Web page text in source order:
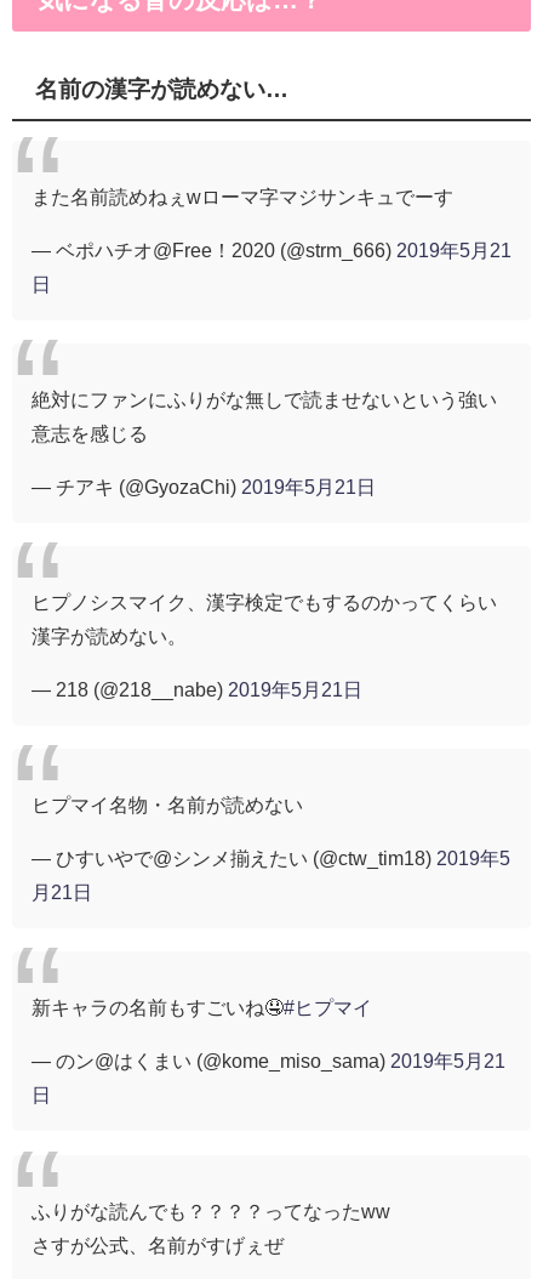
名前の漢字が読めない…
また名前読めねぇwローマ字マジサンキュでーす
— ベポハチオ@Free！2020 (@strm_666) 2019年5月21
日
絶対にファンにふりがな無しで読ませないという強い
意志を感じる
— チアキ (@GyozaChi) 2019年5月21日
ヒプノシスマイク、漢字検定でもするのかってくらい
漢字が読めない。
— 218 (@218__nabe) 2019年5月21日
ヒプマイ名物・名前が読めない
— ひすいやで@シンメ揃えたい (@ctw_tim18) 2019年5
月21日
新キャラの名前もすごいね🤤#ヒプマイ
— のン@はくまい (@kome_miso_sama) 2019年5月21
日
ふりがな読んでも？？？？ってなったww
さすが公式、名前がすげぇぜ